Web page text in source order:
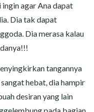
agar Ana dapat
Dia tak dapat
Dia merasa kalau
tangannya
hebat, dia hampir
desiran yang lain